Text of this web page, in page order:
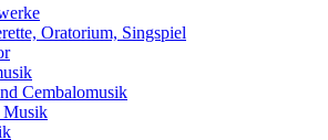
Oratorium, Singspiel
Cembalomusik
Musik